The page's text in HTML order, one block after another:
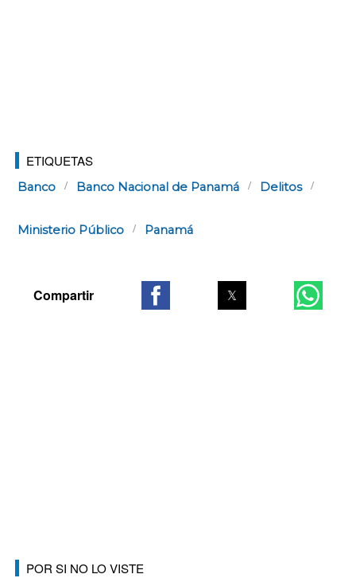
ETIQUETAS
Banco Banco Nacional de Panamá Delitos
Ministerio Público Panamá
POR SI NO LO VISTE